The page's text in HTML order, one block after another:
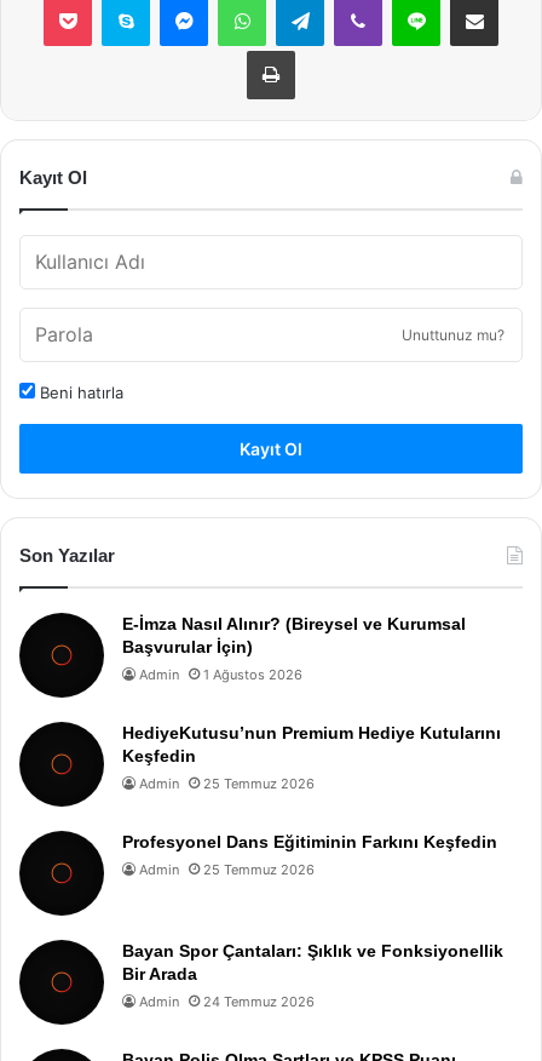
Yazdır
Kayıt Ol
Unuttunuz mu?
Beni hatırla
Kayıt Ol
Son Yazılar
E-İmza Nasıl Alınır? (Bireysel ve Kurumsal
Başvurular İçin)
Admin 1 Ağustos 2026
HediyeKutusu’nun Premium Hediye Kutularını
Keşfedin
Admin 25 Temmuz 2026
Profesyonel Dans Eğitiminin Farkını Keşfedin
Admin 25 Temmuz 2026
Bayan Spor Çantaları: Şıklık ve Fonksiyonellik
Bir Arada
Admin 24 Temmuz 2026